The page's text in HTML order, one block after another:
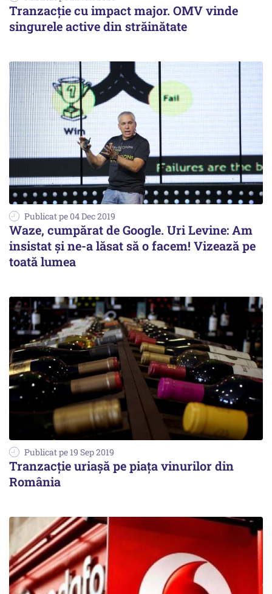
Tranzacție cu impact major. OMV vinde
singurele active din străinătate
Publicat pe 04 Dec 2019
Waze, cumpărat de Google. Uri Levine: Am
insistat și ne-a lăsat să o facem! Vizează pe
toată lumea
Publicat pe 19 Sep 2019
Tranzacție uriașă pe piața vinurilor din
România